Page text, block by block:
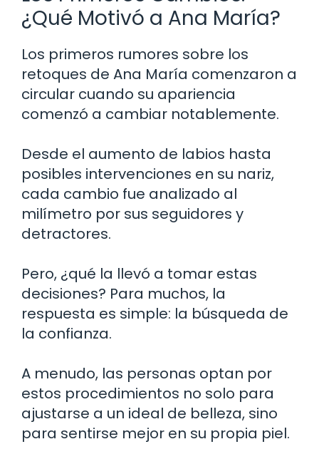
¿Qué Motivó a Ana María?
Los primeros rumores sobre los
retoques de Ana María comenzaron a
circular cuando su apariencia
comenzó a cambiar notablemente.
Desde el aumento de labios hasta
posibles intervenciones en su nariz,
cada cambio fue analizado al
milímetro por sus seguidores y
detractores.
Pero, ¿qué la llevó a tomar estas
decisiones? Para muchos, la
respuesta es simple: la búsqueda de
la confianza.
A menudo, las personas optan por
estos procedimientos no solo para
ajustarse a un ideal de belleza, sino
para sentirse mejor en su propia piel.